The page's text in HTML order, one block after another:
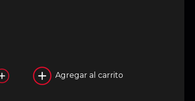
Agregar al carrito